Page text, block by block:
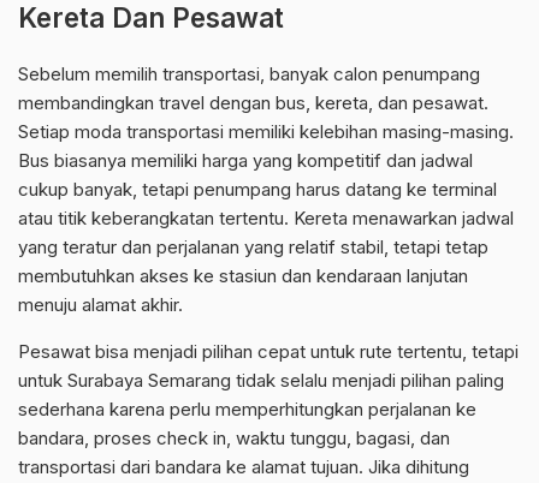
Kereta Dan Pesawat
Sebelum memilih transportasi, banyak calon penumpang
membandingkan travel dengan bus, kereta, dan pesawat.
Setiap moda transportasi memiliki kelebihan masing-masing.
Bus biasanya memiliki harga yang kompetitif dan jadwal
cukup banyak, tetapi penumpang harus datang ke terminal
atau titik keberangkatan tertentu. Kereta menawarkan jadwal
yang teratur dan perjalanan yang relatif stabil, tetapi tetap
membutuhkan akses ke stasiun dan kendaraan lanjutan
menuju alamat akhir.
Pesawat bisa menjadi pilihan cepat untuk rute tertentu, tetapi
untuk Surabaya Semarang tidak selalu menjadi pilihan paling
sederhana karena perlu memperhitungkan perjalanan ke
bandara, proses check in, waktu tunggu, bagasi, dan
transportasi dari bandara ke alamat tujuan. Jika dihitung